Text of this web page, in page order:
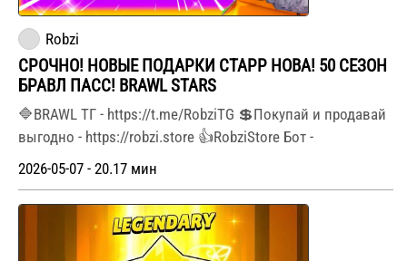
Robzi
СРОЧНО! НОВЫЕ ПОДАРКИ СТАРР НОВА! 50 СЕЗОН
БРАВЛ ПАСС! BRAWL STARS
🔷BRAWL ТГ - https://t.me/RobziTG 💲Покупай и продавай
выгодно - https://robzi.store 👍RobziStore Бот -
2026-05-07 - 20.17 мин